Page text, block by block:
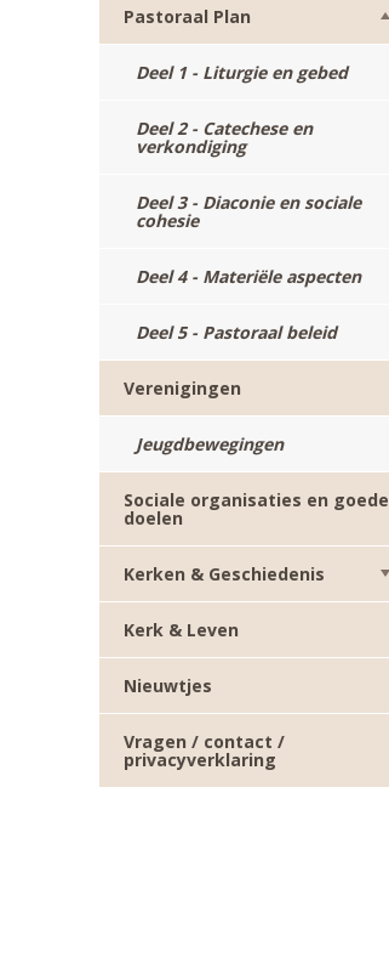
Pastoraal Plan
Deel 1 - Liturgie en gebed
Deel 2 - Catechese en
verkondiging
Deel 3 - Diaconie en sociale
cohesie
Deel 4 - Materiële aspecten
Deel 5 - Pastoraal beleid
Verenigingen
Jeugdbewegingen
Sociale organisaties en goede
doelen
Kerken & Geschiedenis
Kerk & Leven
Nieuwtjes
Vragen / contact /
privacyverklaring